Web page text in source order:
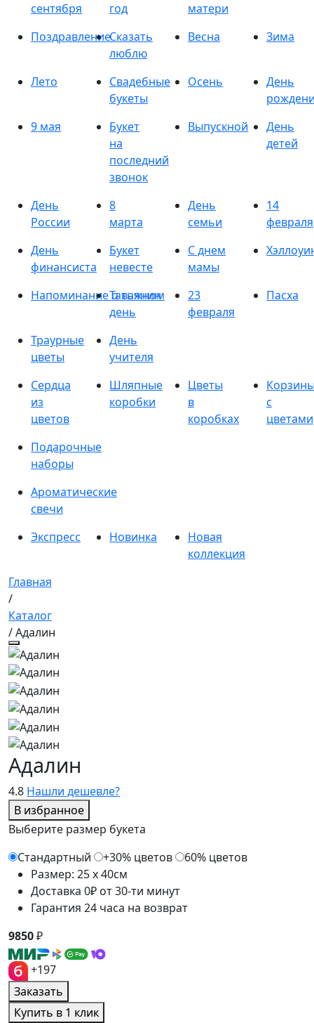
сентября
год
матери
ПоздравлениеСказать
люблю
Весна Зима
Лето
Свадебные
букеты
Осень
День
9 мая
Букет
на
последний
звонок
Выпускной
День
детей
День
России
8
марта
День
семьи
14
февраля
День
финансиста
Букет
невесте
С днем
мамы
Напоминание о важном
Татьянин
день
23
февраля
Пасха
Траурные
цветы
День
учителя
Сердца
из
цветов
Шляпные
коробки
Цветы
в
коробках
с
цветами
Подарочные
наборы
Ароматические
свечи
Экспресс
Новинка
Новая
коллекция
Главная
/
Каталог
/ Адалин
4.8 Нашли дешевле?
В избранное
Адалин
Выберите размер букета
Стандартный
+30% цветов
60% цветов
Размер: 25 x 40см
Доставка 0₽ от 30-ти минут
Гарантия 24 часа на возврат
9850₽
+197
Заказать
Купить в 1 клик